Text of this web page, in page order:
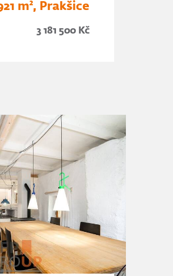
m², Prakšice
3 181 500 Kč